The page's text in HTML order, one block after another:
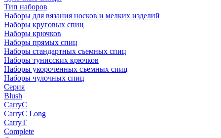
Тип наборов
Наборы для вязания носков и мелких изделий
Наборы круговых спиц
Наборы крючков
Наборы прямых спиц
Наборы стандартных съемных спиц
Наборы тунисских крючков
Наборы укороченных съемных спиц
Наборы чулочных спиц
Серия
Blush
CarryC
CarryC Long
CarryT
Complete